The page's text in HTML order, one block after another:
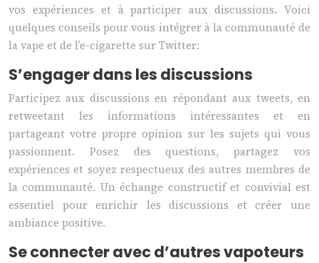
vos expériences et à participer aux discussions. Voici
quelques conseils pour vous intégrer à la communauté de
la vape et de l’e-cigarette sur Twitter:
S’engager dans les discussions
Participez aux discussions en répondant aux tweets, en
retweetant les informations intéressantes et en
partageant votre propre opinion sur les sujets qui vous
passionnent. Posez des questions, partagez vos
expériences et soyez respectueux des autres membres de
la communauté. Un échange constructif et convivial est
essentiel pour enrichir les discussions et créer une
ambiance positive.
Se connecter avec d’autres vapoteurs